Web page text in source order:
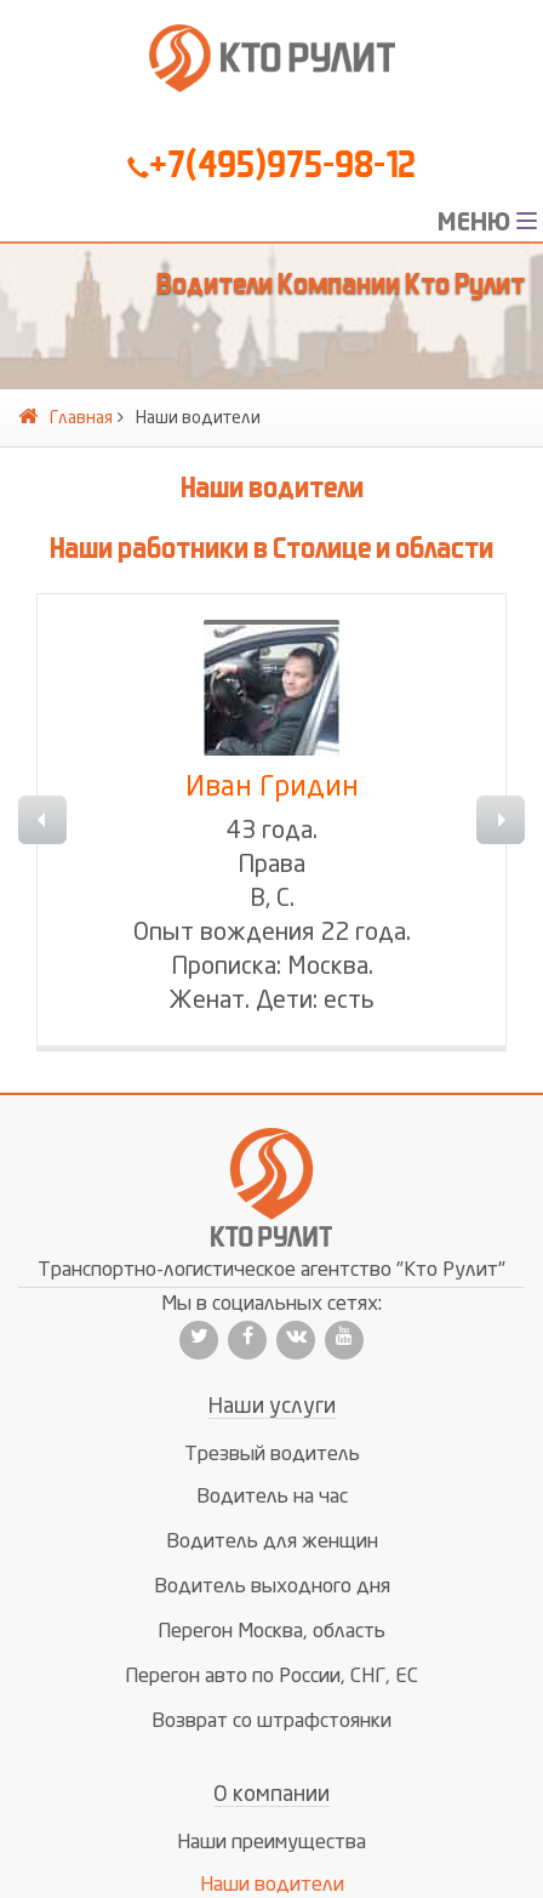
+7(495)975-98-12
МЕНЮ
Водители Компании Кто Рулит
Главная Наши водители
Наши водители
Наши работники в Столице и области
Иван Гридин
43 года.
Права
В, С.
Опыт вождения 22 года.
Прописка: Москва.
Женат. Дети: есть
Транспортно-логистическое агентство "Кто Рулит"
Мы в социальных сетях:
Наши услуги
Трезвый водитель
Водитель на час
Водитель для женщин
Водитель выходного дня
Перегон Москва, область
Перегон авто по России, СНГ, ЕС
Возврат со штрафстоянки
О компании
Наши преимущества
Наши водители